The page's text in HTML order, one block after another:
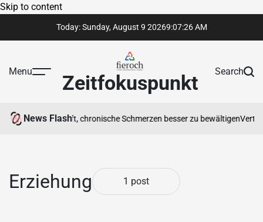
Skip to content
Today: Sunday, August 9 20269:07:26 AM
Menu Zeitfokuspunkt Search
News Flash
Ihnen hilft, chronische Schmerzen besser zu bewältigen
Erziehung 1 post